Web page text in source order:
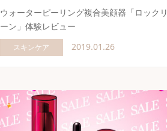
ウォーターピーリング複合美顔器「ロックリ
ーン」体験レビュー
スキンケア 2019.01.26